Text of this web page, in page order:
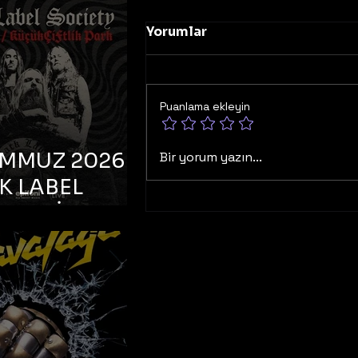
Yorumlar
Puanlama ekleyin
Bir yorum yazın...
Bonus
2026 –
LABEL
– İstanbul,
Park